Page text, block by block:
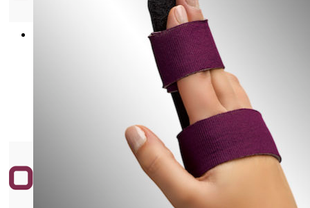
Ортезы на шейный отдел позвоночника
ШИНА ШАНЦА